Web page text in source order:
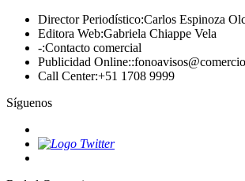
Director Periodístico:Carlos Espinoza
Editora Web:Gabriela Chiappe Vela
-:Contacto comercial
Publicidad Online::
Call Center:+51 1708 9999
Síguenos